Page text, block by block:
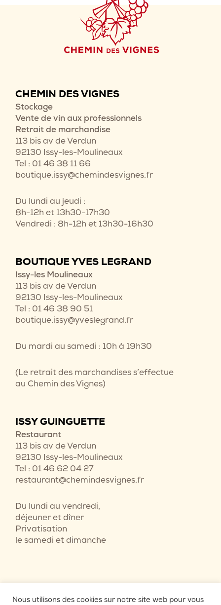
CHEMIN DES VIGNES
Stockage
Vente de vin aux professionnels
Retrait de marchandise
113 bis av de Verdun
92130 Issy-les-Moulineaux
Tel : 01 46 38 11 66
boutique.issy@chemindesvignes.fr
Du lundi au jeudi :
8h-12h et 13h30-17h30
Vendredi : 8h-12h et 13h30-16h30
BOUTIQUE YVES LEGRAND
Issy-les Moulineaux
113 bis av de Verdun
92130 Issy-les-Moulineaux
Tel : 01 46 38 90 51
boutique.issy@yveslegrand.fr
Du mardi au samedi : 10h à 19h30
(Le retrait des marchandises s’effectue
au Chemin des Vignes)
ISSY GUINGUETTE
Restaurant
113 bis av de Verdun
92130 Issy-les-Moulineaux
Tel : 01 46 62 04 27
restaurant@chemindesvignes.fr
Du lundi au vendredi,
déjeuner et dîner
Privatisation
le samedi et dimanche
Nous utilisons des cookies sur notre site web pour vous